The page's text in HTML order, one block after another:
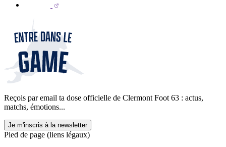
Reçois par email ta dose officielle de Clermont Foot 63 : actus,
matchs, émotions...
Je m'inscris à la newsletter
Pied de page (liens légaux)